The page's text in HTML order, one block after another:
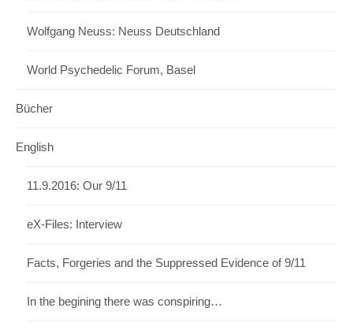
Wolfgang Neuss: Neuss Deutschland
World Psychedelic Forum, Basel
Bücher
English
11.9.2016: Our 9/11
eX-Files: Interview
Facts, Forgeries and the Suppressed Evidence of 9/11
In the begining there was conspiring…